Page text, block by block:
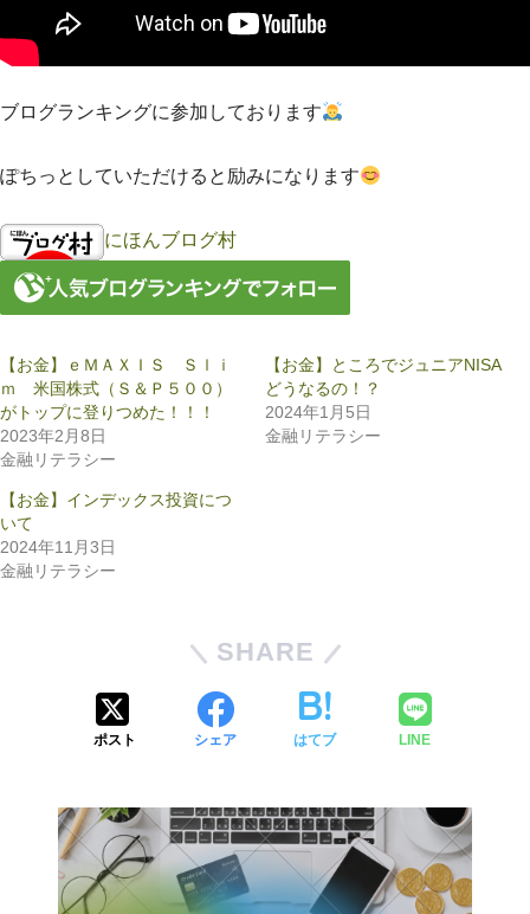
ブログランキングに参加しております
ぽちっとしていただけると励みになります
にほんブログ村
【お金】ｅＭＡＸＩＳ Ｓｌｉ
ｍ 米国株式（Ｓ＆Ｐ５００）
がトップに登りつめた！！！
2023年2月8日
金融リテラシー
【お金】ところでジュニアNISA
どうなるの！？
2024年1月5日
金融リテラシー
【お金】インデックス投資につ
いて
2024年11月3日
金融リテラシー
SHARE
ポスト シェア はてブ LINE